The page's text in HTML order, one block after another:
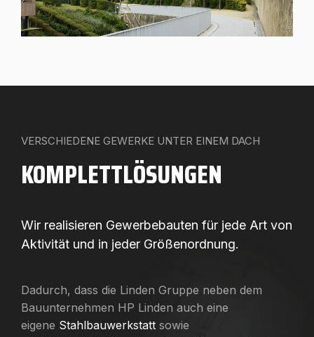
VERSCHIEDENE GEWERKE UNTER EINEM DACH
KOMPLETTLÖSUNGEN
Wir realisieren Gewerbebauten für jede Art von
Aktivität und in jeder Größenordnung.
Dadurch, dass die Linden Gruppe neben dem
Bauunternehmen HP Linden auch eine
eigene Stahlbauwerkstatt sowie